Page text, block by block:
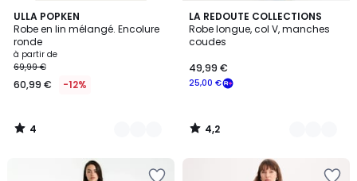
ULLA POPKEN
Robe en lin mélangé. Encolure
ronde
à partir de
69,99 €
60,99 € -12%
4
/
5
4
Couleurs
4
/
LA REDOUTE COLLECTIONS
Robe longue, col V, manches
coudes
25,00 €
49,99 €
4,2
/ 5
2
Couleurs
4,2
/